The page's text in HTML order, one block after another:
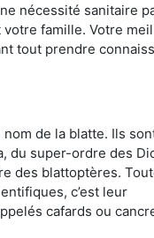
nécessité sanitaire
famille. Votre
tout prendre
de la blatte. Ils
du super-ordre des
des blattoptères.
c’est leur
cafards ou